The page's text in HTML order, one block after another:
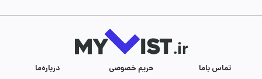
درباره‌ما حریم خصوصی تماس با‌ما